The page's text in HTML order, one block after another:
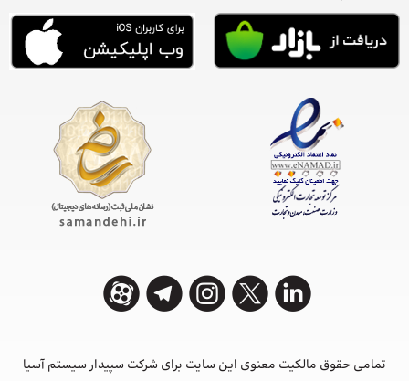
تمامی حقوق مالکیت معنوی این ‌سایت برای شرکت سپیدار سیستم آسیا